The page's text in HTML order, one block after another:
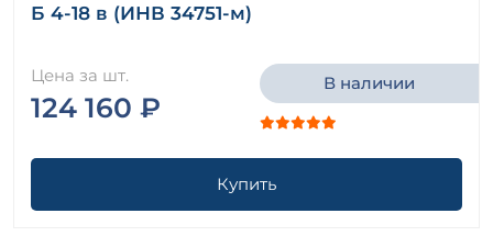
Б 4-18 в (ИНВ 34751-м)
Цена за шт.
124 160 ₽
В наличии
Купить